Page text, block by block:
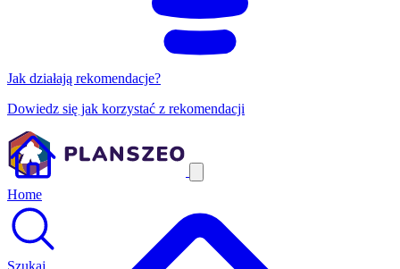
Jak działają rekomendacje?
Dowiedz się jak korzystać z rekomendacji
Home
Szukaj